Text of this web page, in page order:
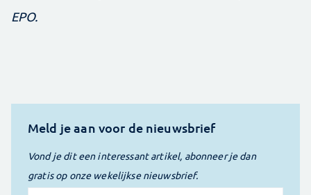
EPO.
Meld je aan voor de nieuwsbrief
Vond je dit een interessant artikel, abonneer je dan
gratis op onze wekelijkse nieuwsbrief.